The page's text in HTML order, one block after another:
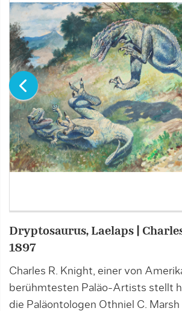
Dryptosaurus, Laelaps |
1897
Charles R. Knight, einer von
berühmtesten Paläo-Artists stellt
die Paläontologen Othniel C. Marsh